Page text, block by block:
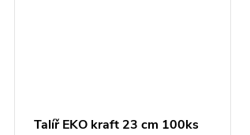
Talíř EKO kraft 23 cm 100ks